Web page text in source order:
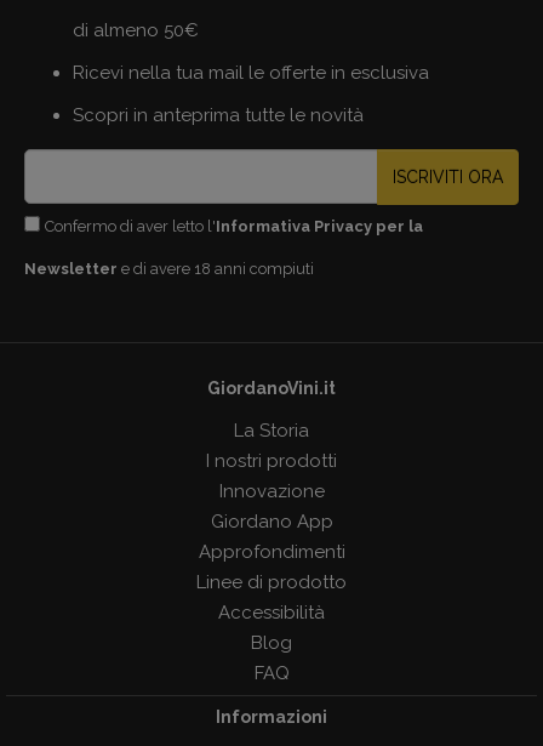
di almeno 50€
Ricevi nella tua mail le offerte in esclusiva
Scopri in anteprima tutte le novità
ISCRIVITI ORA
Confermo di aver letto l'Informativa Privacy per la
Newsletter e di avere 18 anni compiuti
GiordanoVini.it
La Storia
I nostri prodotti
Innovazione
Giordano App
Approfondimenti
Linee di prodotto
Accessibilità
Blog
FAQ
Informazioni